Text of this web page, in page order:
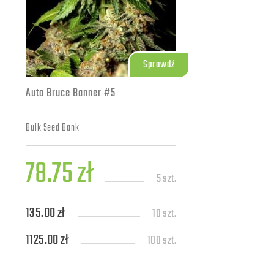
Sprawdź
Auto Bruce Banner #5
Bulk Seed Bank
78.75 zł 5 szt.
135.00 zł 10 szt.
1125.00 zł 100 szt.